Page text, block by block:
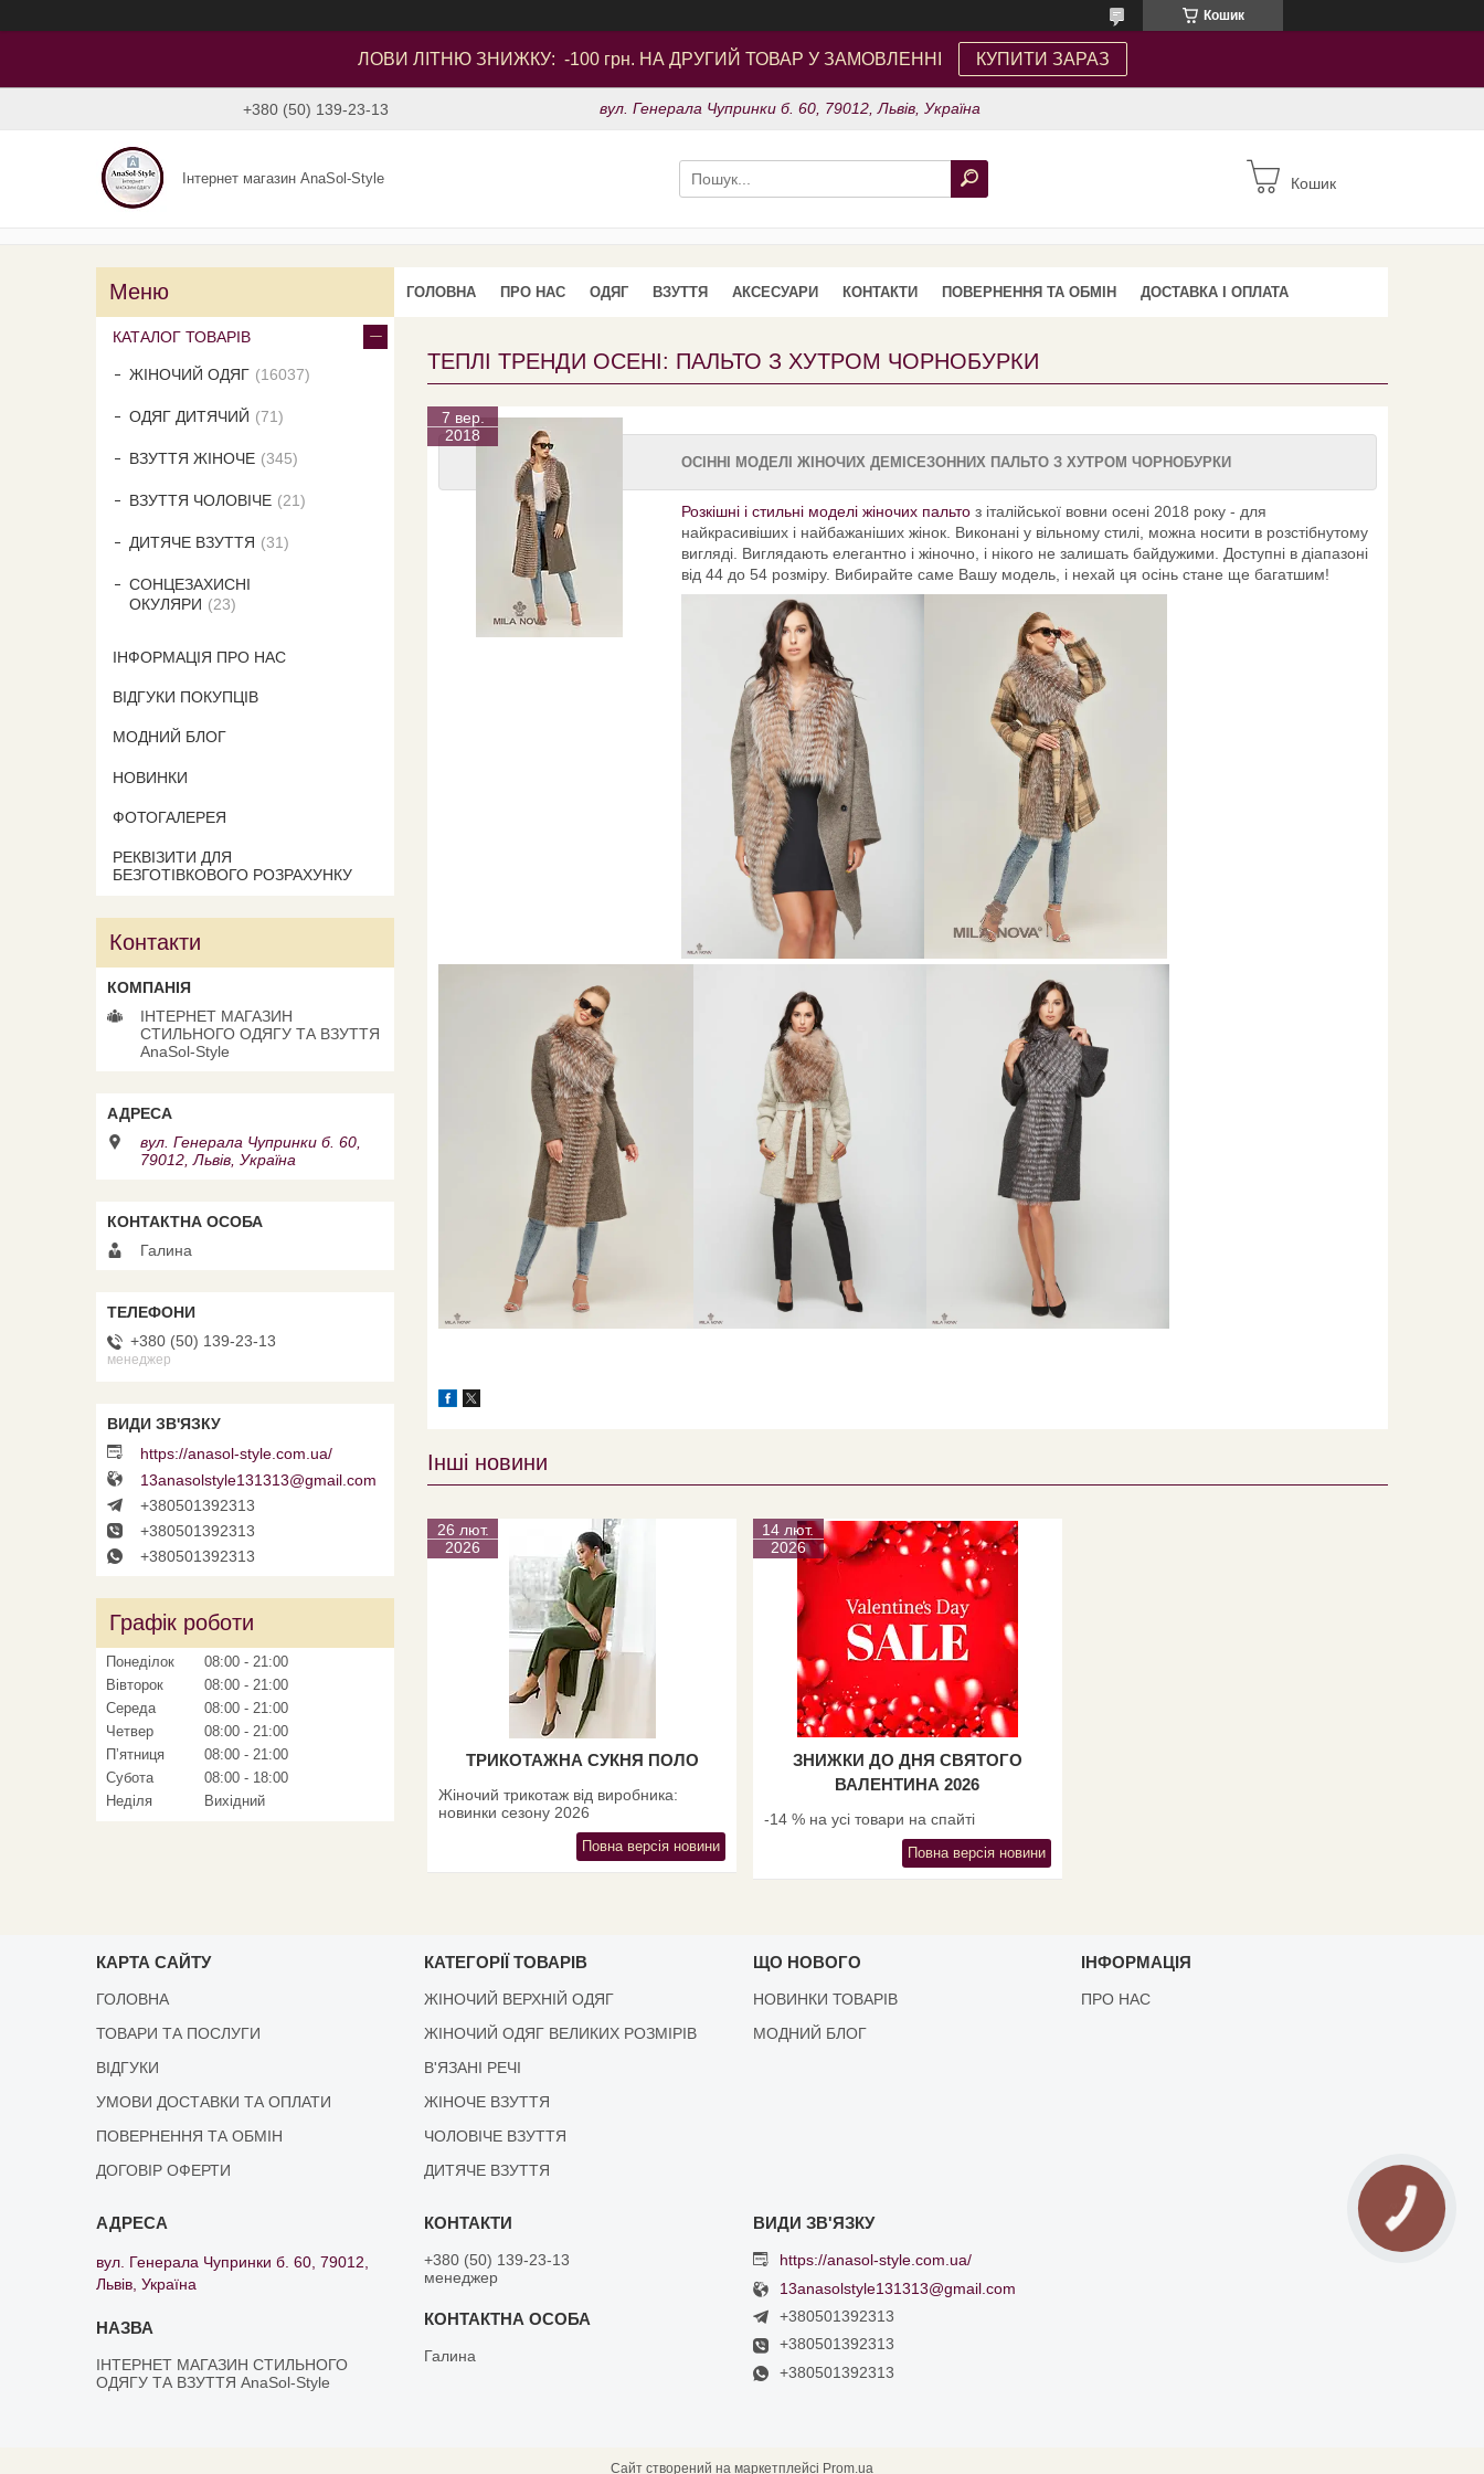
Кошик
ЛОВИ ЛІТНЮ ЗНИЖКУ: -100 грн. НА ДРУГИЙ ТОВАР У ЗАМОВЛЕННІ КУПИТИ ЗАРАЗ
+380 (50) 139-23-13 вул. Генерала Чупринки б. 60, 79012, Львів, Україна
Інтернет магазин AnaSol-Style Кошик
ГОЛОВНА ПРО НАС ОДЯГ ВЗУТТЯ АКСЕСУАРИ КОНТАКТИ ПОВЕРНЕННЯ ТА ОБМІН ДОСТАВКА І ОПЛАТА
ТЕПЛІ ТРЕНДИ ОСЕНІ: ПАЛЬТО З ХУТРОМ ЧОРНОБУРКИ
7 вер.
2018
ОСІННІ МОДЕЛІ ЖІНОЧИХ ДЕМІСЕЗОННИХ ПАЛЬТО З ХУТРОМ ЧОРНОБУРКИ
Розкішні і стильні моделі жіночих пальто з італійської вовни осені 2018 року - для
найкрасивіших і найбажаніших жінок. Виконані у вільному стилі, можна носити в розстібнутому
вигляді. Виглядають елегантно і жіночно, і нікого не залишать байдужими. Доступні в діапазоні
від 44 до 54 розміру. Вибирайте саме Вашу модель, і нехай ця осінь стане ще багатшим!
Інші новини
26 лют.
2026
ТРИКОТАЖНА СУКНЯ ПОЛО
Жіночий трикотаж від виробника:
новинки сезону 2026
Повна версія новини
14 лют.
2026
ЗНИЖКИ ДО ДНЯ СВЯТОГО
ВАЛЕНТИНА 2026
-14 % на усі товари на спайті
Повна версія новини
КАТАЛОГ ТОВАРІВ
ЖІНОЧИЙ ОДЯГ 16037
ОДЯГ ДИТЯЧИЙ 71
ВЗУТТЯ ЖІНОЧЕ 345
ВЗУТТЯ ЧОЛОВІЧЕ 21
ДИТЯЧЕ ВЗУТТЯ 31
СОНЦЕЗАХИСНІ
ОКУЛЯРИ
23
ІНФОРМАЦІЯ ПРО НАС
ВІДГУКИ ПОКУПЦІВ
МОДНИЙ БЛОГ
НОВИНКИ
ФОТОГАЛЕРЕЯ
РЕКВІЗИТИ ДЛЯ
БЕЗГОТІВКОВОГО РОЗРАХУНКУ
Контакти
ІНТЕРНЕТ МАГАЗИН
СТИЛЬНОГО ОДЯГУ ТА ВЗУТТЯ
AnaSol-Style
вул. Генерала Чупринки б. 60,
79012, Львів, Україна
Галина
+380 (50) 139-23-13
менеджер
https://anasol-style.com.ua/
13anasolstyle131313@gmail.com
+380501392313
+380501392313
+380501392313
Графік роботи
Понеділок 08:00
21:00
Вівторок
08:00
21:00
Середа
08:00
21:00
Четвер
08:00
21:00
Пʼятниця
08:00
21:00
Субота
08:00
18:00
Неділя
Вихідний
КАРТА САЙТУ
ГОЛОВНА
ТОВАРИ ТА ПОСЛУГИ
ВІДГУКИ
УМОВИ ДОСТАВКИ ТА ОПЛАТИ
ПОВЕРНЕННЯ ТА ОБМІН
ДОГОВІР ОФЕРТИ
КАТЕГОРІЇ ТОВАРІВ
ЖІНОЧИЙ ВЕРХНІЙ ОДЯГ
ЖІНОЧИЙ ОДЯГ ВЕЛИКИХ РОЗМІРІВ
В'ЯЗАНІ РЕЧІ
ЖІНОЧЕ ВЗУТТЯ
ЧОЛОВІЧЕ ВЗУТТЯ
ДИТЯЧЕ ВЗУТТЯ
ЩО НОВОГО
НОВИНКИ ТОВАРІВ
МОДНИЙ БЛОГ
ІНФОРМАЦІЯ
ПРО НАС
вул. Генерала Чупринки б. 60, 79012,
Львів, Україна
ІНТЕРНЕТ МАГАЗИН СТИЛЬНОГО
ОДЯГУ ТА ВЗУТТЯ AnaSol-Style
+380 (50) 139-23-13
менеджер
Галина
https://anasol-style.com.ua/
13anasolstyle131313@gmail.com
+380501392313
+380501392313
+380501392313
Сайт створений на маркетплейсі Prom.ua